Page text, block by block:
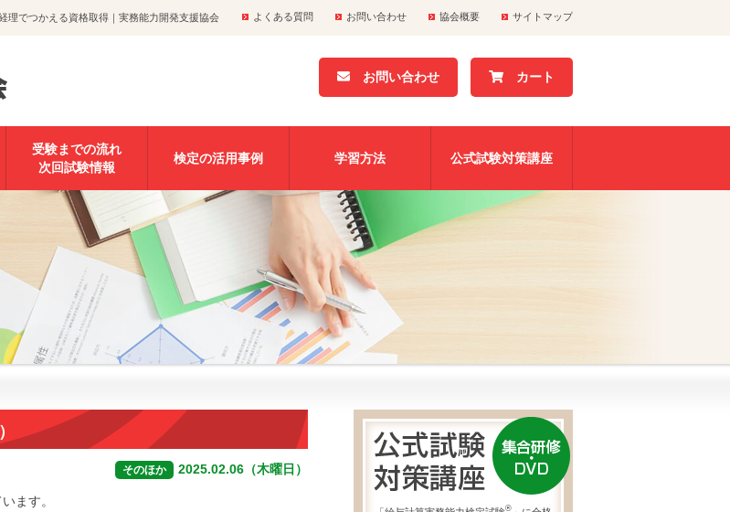
理でつかえる資格取得｜実務能力開発支援協会 よくある質問 お問い合わせ 協会概要 サイトマップ
お問い合わせ カート
受験までの流れ
次回試験情報
検定の活用事例 学習方法 公式試験対策講座
そのほか 2025.02.06（木曜日）
ます。
®